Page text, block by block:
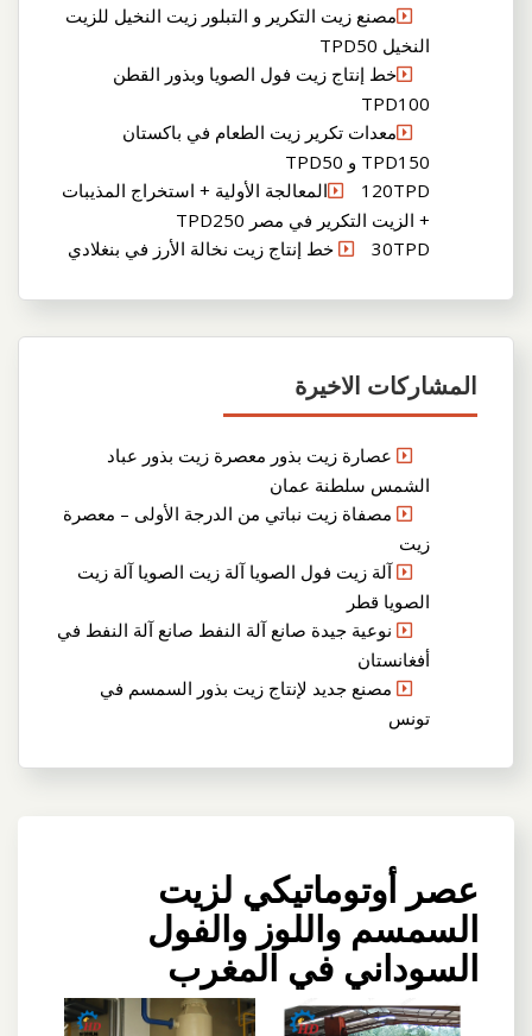
مصنع زيت التكرير و التبلور زيت النخيل للزيت
النخيل TPD50
خط إنتاج زيت فول الصويا وبذور القطن
TPD100
معدات تكرير زيت الطعام في باكستان
TPD150 و TPD50
120TPDالمعالجة الأولية + استخراج المذيبات
+ الزيت التكرير في مصر TPD250
30TPD خط إنتاج زيت نخالة الأرز في بنغلادي
المشاركات الاخيرة
عصارة زيت بذور معصرة زيت بذور عباد
الشمس سلطنة عمان
مصفاة زيت نباتي من الدرجة الأولى – معصرة
زيت
آلة زيت فول الصويا آلة زيت الصويا آلة زيت
الصويا قطر
نوعية جيدة صانع آلة النفط صانع آلة النفط في
أفغانستان
مصنع جديد لإنتاج زيت بذور السمسم في
تونس
عصر أوتوماتيكي لزيت
السمسم واللوز والفول
السوداني في المغرب